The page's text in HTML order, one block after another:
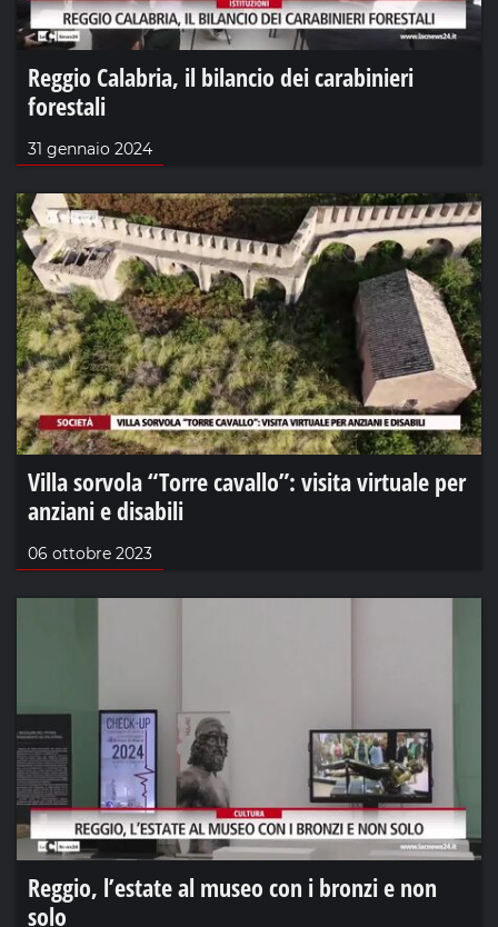
Reggio Calabria, il bilancio dei carabinieri
forestali
31 gennaio 2024
Villa sorvola “Torre cavallo”: visita virtuale per
anziani e disabili
06 ottobre 2023
Reggio, l’estate al museo con i bronzi e non
solo